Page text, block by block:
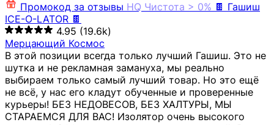
Промокод за отзывы HQ Чистота > 0% 🍫 Гашиш
ICE-O-LATOR 🍫
4.95 (19.6k)
Мерцающий Космос
В этой позиции всегда только лучший Гашиш. Это не
шутка и не рекламная замануха, мы реально
выбираем только самый лучший товар. Но это ещё
не всё, у нас его кладут обученные и проверенные
курьеры! БЕЗ НЕДОВЕСОВ, БЕЗ ХАЛТУРЫ, МЫ
СТАРАЕМСЯ ДЛЯ ВАС! Изолятор очень высокого